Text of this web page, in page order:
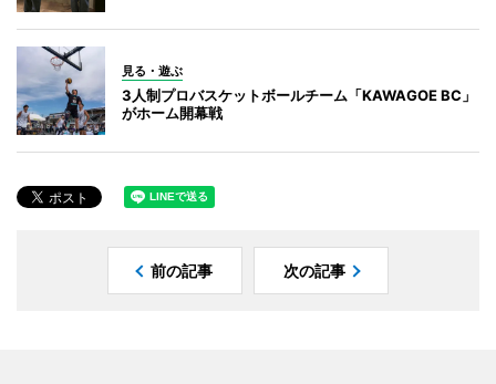
見る・遊ぶ
3人制プロバスケットボールチーム「KAWAGOE BC」
がホーム開幕戦
前の記事 次の記事